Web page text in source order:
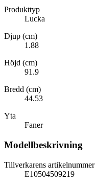
Produkttyp
Lucka
Djup (cm)
1.88
Höjd (cm)
91.9
Bredd (cm)
44.53
Yta
Faner
Modellbeskrivning
Tillverkarens artikelnummer
E10504509219